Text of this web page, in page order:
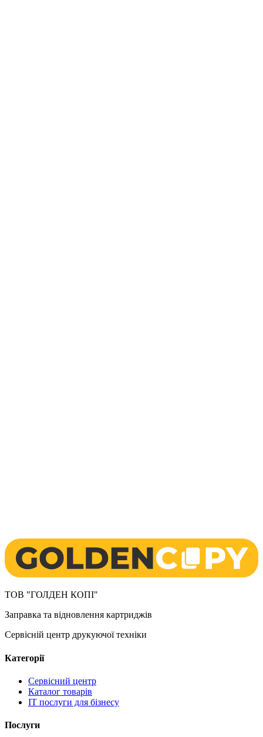
ТОВ "ГОЛДЕН КОПІ"
Заправка та відновлення картриджів
Сервісній центр друкуючої техніки
Категорії
Сервісний центр
Каталог товарів
IT послуги для бізнесу
Послуги